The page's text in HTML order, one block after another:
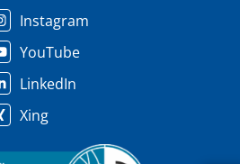
Instagram
YouTube
LinkedIn
Xing